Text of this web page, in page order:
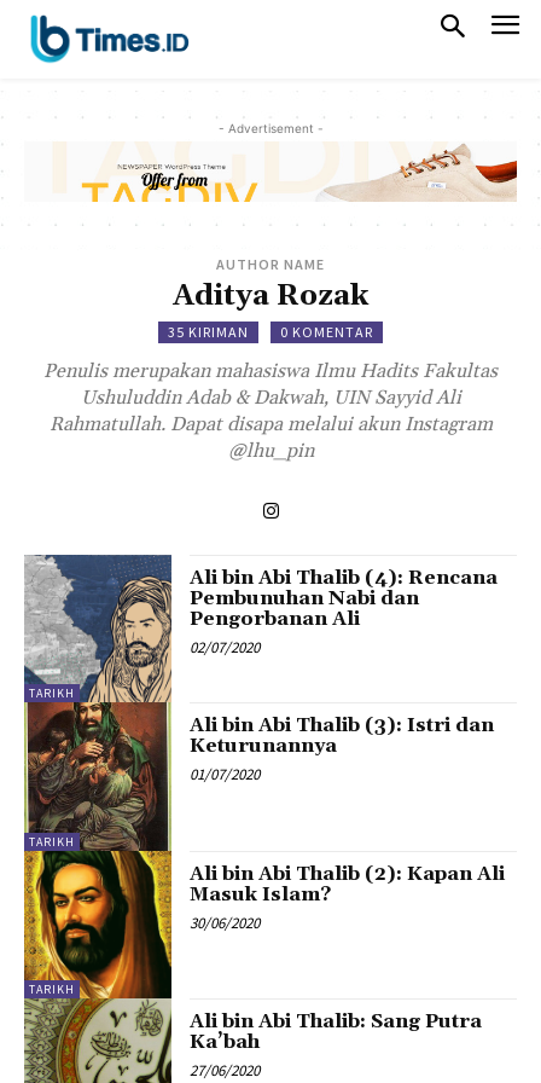
- Advertisement -
AUTHOR NAME
Aditya Rozak
35 KIRIMAN 0 KOMENTAR
Penulis merupakan mahasiswa Ilmu Hadits Fakultas
Ushuluddin Adab & Dakwah, UIN Sayyid Ali
Rahmatullah. Dapat disapa melalui akun Instagram
@lhu_pin
TARIKH
Ali bin Abi Thalib (4): Rencana
Pembunuhan Nabi dan
Pengorbanan Ali
02/07/2020
TARIKH
Ali bin Abi Thalib (3): Istri dan
Keturunannya
01/07/2020
TARIKH
Ali bin Abi Thalib (2): Kapan Ali
Masuk Islam?
30/06/2020
Ali bin Abi Thalib: Sang Putra
Ka’bah
27/06/2020